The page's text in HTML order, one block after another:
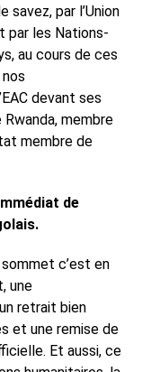
savez, par l’Union
par les Nations-
au cours de ces
devant ses
membre
membre de
de
c’est en
une
retrait bien
et une remise de
Et aussi, ce